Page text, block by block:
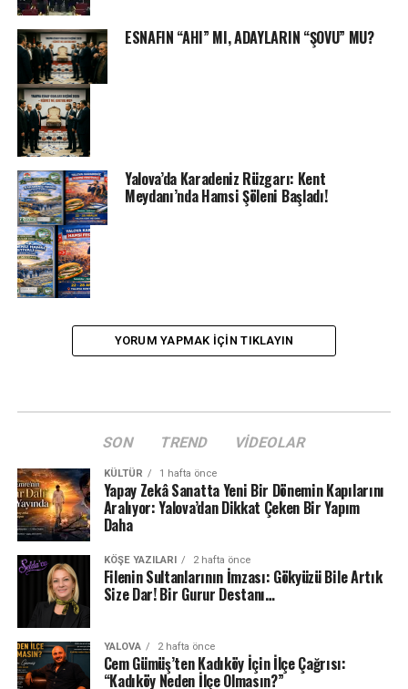
ESNAFIN “AHI” MI, ADAYLARIN “ŞOVU” MU?
Yalova’da Karadeniz Rüzgarı: Kent
Meydanı’nda Hamsi Şöleni Başladı!
YORUM YAPMAK IÇIN TIKLAYIN
SON TREND VIDEOLAR
KÜLTÜR 1 hafta önce
Yapay Zekâ Sanatta Yeni Bir Dönemin Kapılarını
Aralıyor: Yalova’dan Dikkat Çeken Bir Yapım
Daha
KÖŞE YAZILARI 2 hafta önce
Filenin Sultanlarının İmzası: Gökyüzü Bile Artık
Size Dar! Bir Gurur Destanı…
YALOVA 2 hafta önce
Cem Gümüş’ten Kadıköy İçin İlçe Çağrısı:
“Kadıköy Neden İlçe Olmasın?”